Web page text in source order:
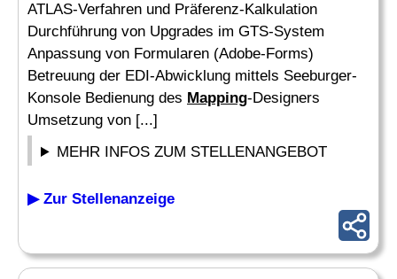
ATLAS-Verfahren und Präferenz-Kalkulation
Durchführung von Upgrades im GTS-System
Anpassung von Formularen (Adobe-Forms)
Betreuung der EDI-Abwicklung mittels Seeburger-
Konsole Bedienung des Mapping-Designers
Umsetzung von [...]
MEHR INFOS ZUM STELLENANGEBOT
▶ Zur Stellenanzeige